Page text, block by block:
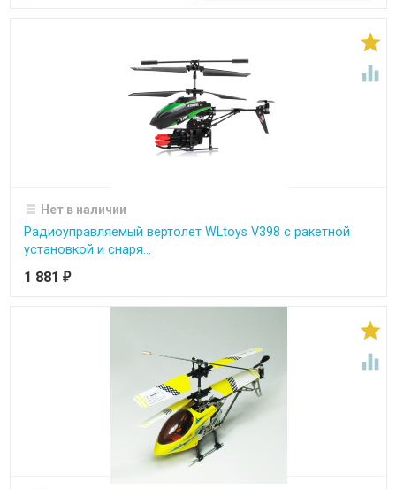


Нет в наличии
Радиоуправляемый вертолет WLtoys V398 с ракетной
установкой и снаря...
1 881 ₽

